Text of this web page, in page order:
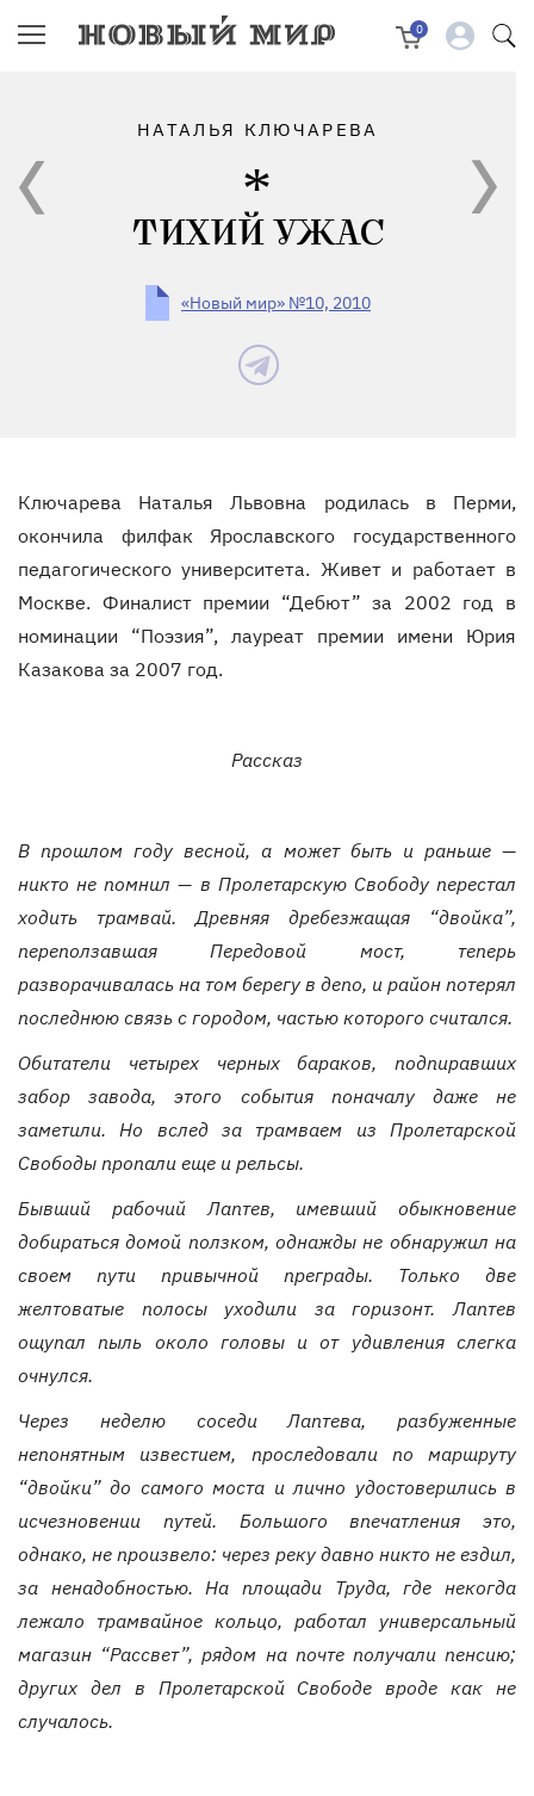
0
НАТАЛЬЯ КЛЮЧАРЕВА
ТИХИЙ УЖАС
«Новый мир» №10, 2010
Ключарева Наталья Львовна родилась в Перми,
окончила филфак Ярославского государственного
педагогического университета. Живет и работает в
Москве. Финалист премии “Дебют” за 2002 год в
номинации “Поэзия”, лауреат премии имени Юрия
Казакова за 2007 год.
Рассказ
В прошлом году весной, а может быть и раньше —
никто не помнил — в Пролетарскую Свободу перестал
ходить трамвай. Древняя дребезжащая “двойка”,
переползавшая Передовой мост, теперь
разворачивалась на том берегу в депо, и район потерял
последнюю связь с городом, частью которого считался.
Обитатели четырех черных бараков, подпиравших
забор завода, этого события поначалу даже не
заметили. Но вслед за трамваем из Пролетарской
Свободы пропали еще и рельсы.
Бывший рабочий Лаптев, имевший обыкновение
добираться домой ползком, однажды не обнаружил на
своем пути привычной преграды. Только две
желтоватые полосы уходили за горизонт. Лаптев
ощупал пыль около головы и от удивления слегка
очнулся.
Через неделю соседи Лаптева, разбуженные
непонятным известием, проследовали по маршруту
“двойки” до самого моста и лично удостоверились в
исчезновении путей. Большого впечатления это,
однако, не произвело: через реку давно никто не ездил,
за ненадобностью. На площади Труда, где некогда
лежало трамвайное кольцо, работал универсальный
магазин “Рассвет”, рядом на почте получали пенсию;
других дел в Пролетарской Свободе вроде как не
случалось.